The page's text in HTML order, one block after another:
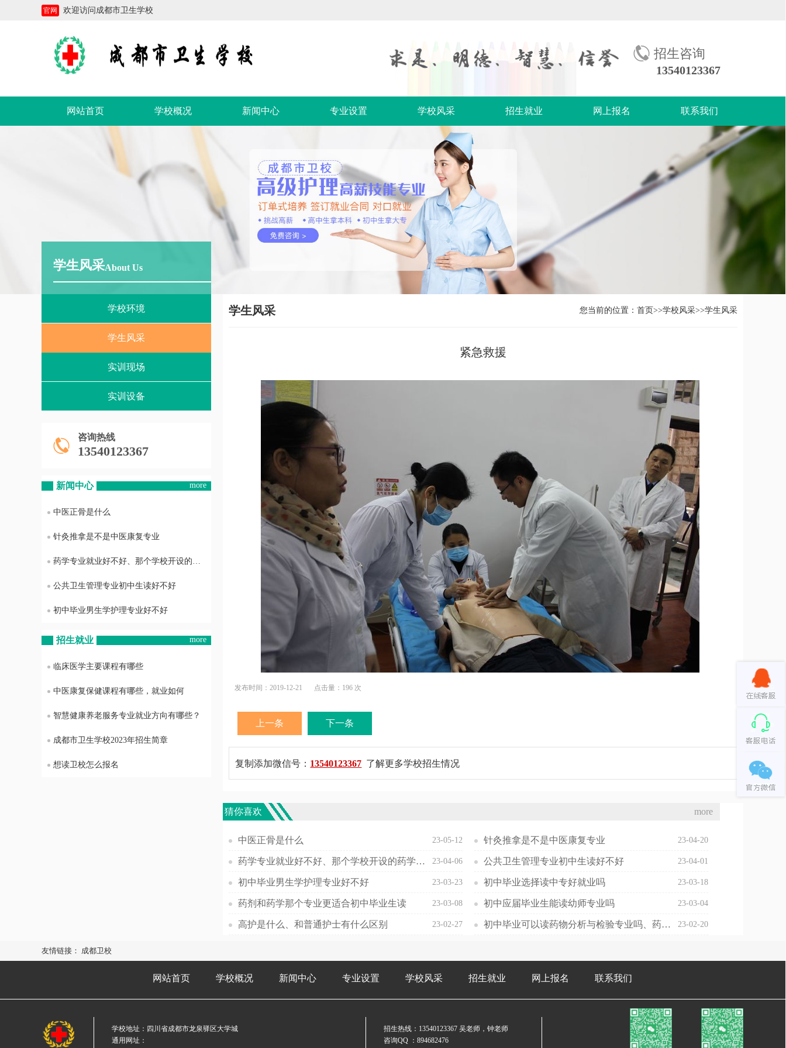
官网 欢迎访问成都市卫生学校
招生咨询
13540123367
网站首页 学校概况 新闻中心 专业设置 学校风采 招生就业 网上报名 联系我们
学生风采About Us
学校环境
学生风采
实训现场
实训设备
咨询热线
13540123367
新闻中心 more
中医正骨是什么
针灸推拿是不是中医康复专业
药学专业就业好不好、那个学校开设的药学专业最好
公共卫生管理专业初中生读好不好
初中毕业男生学护理专业好不好
招生就业 more
临床医学主要课程有哪些
中医康复保健课程有哪些，就业如何
智慧健康养老服务专业就业方向有哪些？
成都市卫生学校2023年招生简章
想读卫校怎么报名
学生风采 您当前的位置：首页>>学校风采>>学生风采
紧急救援
发布时间：2019-12-21 点击量：196 次
上一条 下一条
复制添加微信号： 13540123367 了解更多学校招生情况
猜你喜欢 more
中医正骨是什么 23-05-12 针灸推拿是不是中医康复专业 23-04-20
药学专业就业好不好、那个学校开设的药学专业最好 23-04-06 公共卫生管理专业初中生读好不好 23-04-01
初中毕业男生学护理专业好不好 23-03-23 初中毕业选择读中专好就业吗 23-03-18
药剂和药学那个专业更适合初中毕业生读 23-03-08 初中应届毕业生能读幼师专业吗 23-03-04
高护是什么、和普通护士有什么区别 23-02-27 初中毕业可以读药物分析与检验专业吗、药物分析可以考执业药师吗 23-02-20
友情链接： 成都卫校
网站首页 学校概况 新闻中心 专业设置 学校风采 招生就业 网上报名 联系我们
学校地址：四川省成都市龙泉驿区大学城
通用网址：
招生热线： 13540123367 吴老师，钟老师
咨询QQ ：894682476